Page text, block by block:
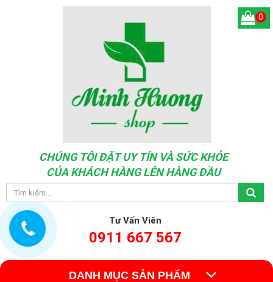
CHÚNG TÔI ĐẶT UY TÍN VÀ SỨC KHỎE
CỦA KHÁCH HÀNG LÊN HÀNG ĐẦU
Tư Vấn Viên
0911 667 567
0
DANH MỤC SẢN PHẨM